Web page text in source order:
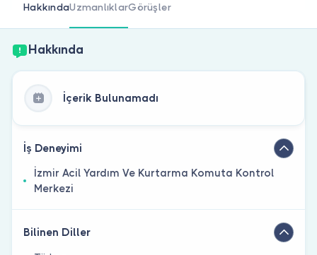
HakkındaUzmanlıklarGörüşler
Hakkında
İçerik Bulunamadı
İş Deneyimi
İzmir Acil Yardım Ve Kurtarma Komuta Kontrol
Merkezi
Bilinen Diller